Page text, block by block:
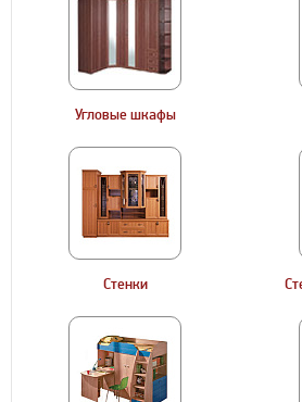
Угловые шкафы
Стенки